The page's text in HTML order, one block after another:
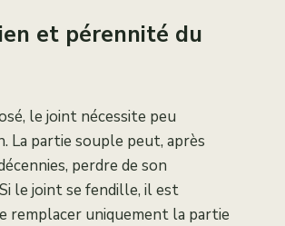
et pérennité du
le joint nécessite peu
La partie souple peut, après
perdre de son
le joint se fendille, il est
remplacer uniquement la partie